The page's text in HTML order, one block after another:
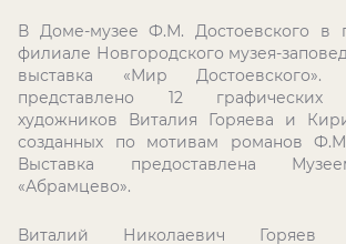
В Доме-музее Ф.М. Достоевского в
филиале Новгородского музея-
выставка «Мир
представлено 12 графических
художников Виталия Горяева и
созданных по мотивам романов Ф.М.
Выставка предоставлена
«Абрамцево».
Виталий Николаевич Горяев